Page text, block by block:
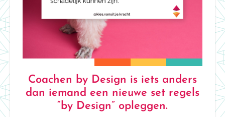
Coachen by Design is iets anders
dan iemand een nieuwe set regels
“by Design” opleggen.